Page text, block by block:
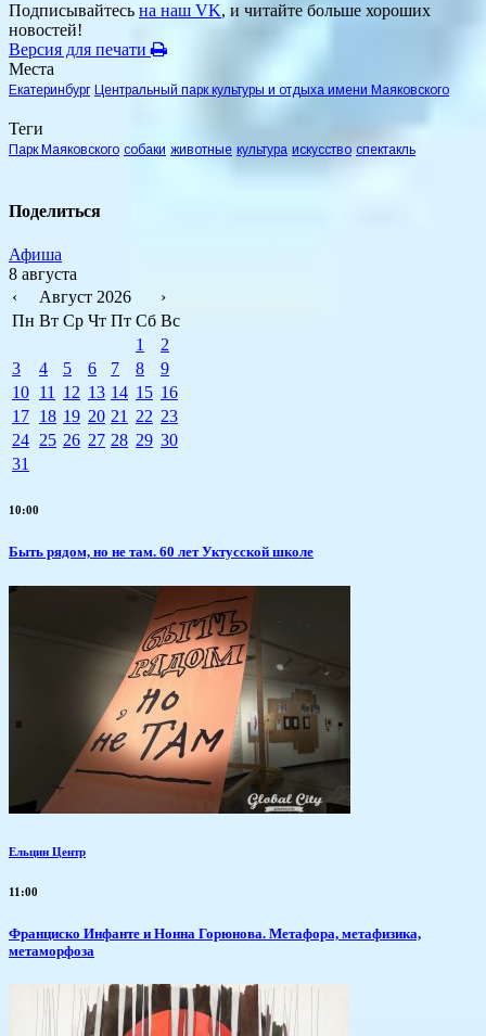
Подписывайтесь на наш VK, и читайте больше хороших
новостей!
Версия для печати
Места
Екатеринбург Центральный парк культуры и отдыха имени Маяковского
Теги
Парк Маяковского собаки животные культура искусство спектакль
Поделиться
Афиша
8 августа
‹
Август 2026
›
Пн Вт Ср Чт Пт Сб Вс
1
2
3
4 5 6 7 8
9
10 11 12 13 14 15 16
17 18 19 20 21 22 23
24 25 26 27 28 29 30
31
10:00
Быть рядом, но не там. 60 лет Уктусской школе
Ельцин Центр
11:00
Франциско Инфанте и Нонна Горюнова. Метафора, метафизика,
метаморфоза